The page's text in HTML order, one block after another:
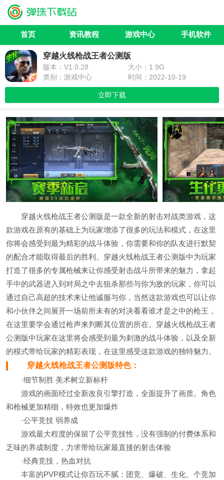
首页 资讯教程 游戏中心 手机软件
穿越火线枪战王者公测版
版本：V1.0.28
大小：1.9G
类别：游戏中心
时间：2022-10-19
立即下载
穿越火线枪战王者公测版是一款全新的射击对战类游戏，这
款游戏在原有的基础上为玩家增添了很多的玩法和模式，在这里
你将会感受到最为精彩的战斗体验，你需要和你的队友进行默契
的配合才能取得最后的胜利。穿越火线枪战王者公测版中为玩家
打造了很多的专属枪械来让你感受射击战斗所带来的魅力，拿起
手中的武器进入到对局之中去狙杀那些与你为敌的玩家，你可以
通过自己高超的技术来让他诚服与你，当然这款游戏也可以让你
和小伙伴之间展开一场前所未有的对决看看谁才是之中的枪王，
在这里要学会通过枪声来判断其位置的所在。穿越火线枪战王者
公测版中玩家在这里将会感受到最为刺激的战斗体验，以及全新
的模式带给玩家的精彩表现，在这里感受这款游戏的独特魅力。
穿越火线枪战王者公测版特色：
·细节制胜 美术树立新标杆
游戏的画面经过全新改良引擎打造，全面提升了画质。角色
和枪械更加精细，特效也更加爆炸
·公平竞技 弱养成
游戏最大程度的保留了公平竞技性，没有强制的付费体系和
乏味的养成制度，力求带给玩家最直接的射击体验
·经典竞技，热血对抗
丰富的PVP模式让你百玩不腻：团竞、爆破、生化、个竞加